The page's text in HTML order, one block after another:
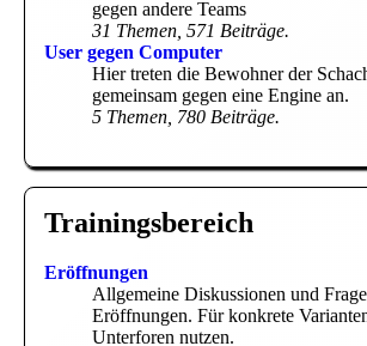
gegen andere Teams
31 Themen, 571 Beiträge.
User gegen Computer
Hier treten die Bewohner der
gemeinsam gegen eine Engine an.
5 Themen, 780 Beiträge.
Trainingsbereich
Eröffnungen
Allgemeine Diskussionen und
Eröffnungen. Für konkrete
Unterforen nutzen.